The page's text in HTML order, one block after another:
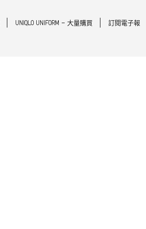
UNIQLO UNIFORM - 大量購買 訂閱電子報